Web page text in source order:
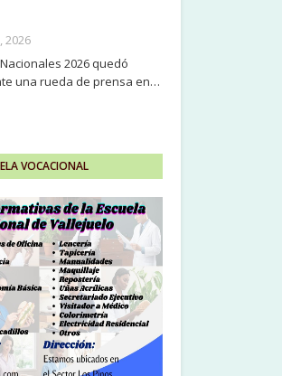
2026
2026 quedó
una rueda de prensa en…
VOCACIONAL